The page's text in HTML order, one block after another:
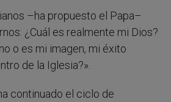
–ha propuesto el Papa–
¿Cuál es realmente mi Dios?
o es mi imagen, mi éxito
de la Iglesia?».
continuado el ciclo de